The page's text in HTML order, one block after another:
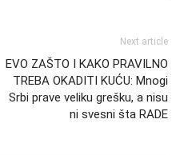
Next article
EVO ZAŠTO I KAKO PRAVILNO
TREBA OKADITI KUĆU: Mnogi
Srbi prave veliku grešku, a nisu
ni svesni šta RADE